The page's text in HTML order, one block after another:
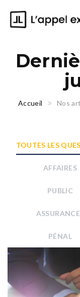
Accueil Nos
TOUTES LES
AFFAIRES
PUBLIC
PÉNAL